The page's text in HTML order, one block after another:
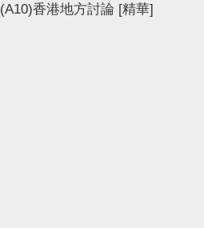
(A10)香港地方討論 [精華]